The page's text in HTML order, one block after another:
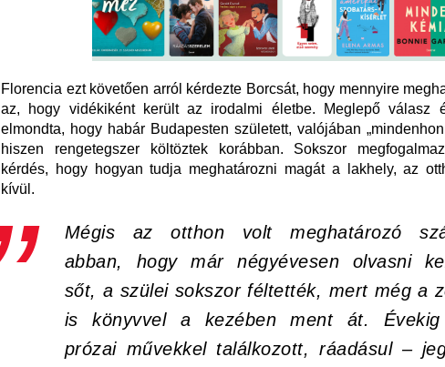
Florencia ezt követően arról kérdezte Borcsát, hogy mennyire
az, hogy vidékiként került az irodalmi életbe. Meglepő válasz
elmondta, hogy habár Budapesten született, valójában
hiszen rengetegszer költöztek korábban. Sokszor
kérdés, hogy hogyan tudja meghatározni magát a lakhely, az
kívül.
Mégis az otthon volt meghatározó
abban, hogy már négyévesen olvasni
sőt, a szülei sokszor féltették, mert még a
is könyvvel a kezében ment át.
prózai művekkel találkozott, ráadásul –